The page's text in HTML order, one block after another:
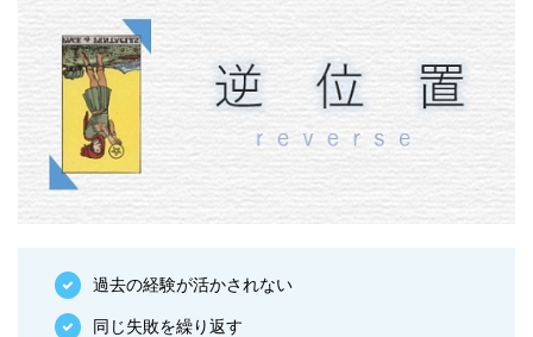
過去の経験が活かされない
同じ失敗を繰り返す